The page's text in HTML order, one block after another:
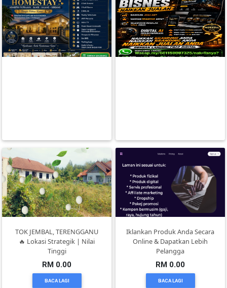
TOK JEMBAL, TERENGGANU
🔥 Lokasi Strategik | Nilai
Tinggi
RM 0.00
BACA LAGI
Iklankan Produk Anda Secara
Online & Dapatkan Lebih
Pelangga
RM 0.00
BACA LAGI
FESYEN
WANITA(0)
MINYAK
WANGI(8)
PENDIDIKAN(19)
DAN
TUDUNG(0)